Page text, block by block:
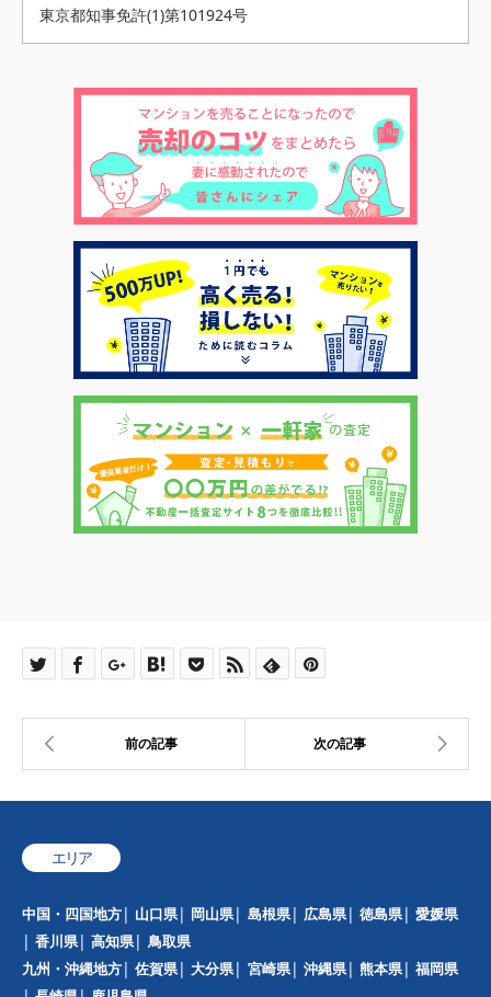
東京都知事免許(1)第101924号
エリア
中国・四国地方 山口県 岡山県 島根県 広島県 徳島県
愛媛県
香川県
高知県
鳥取県
九州・沖縄地方
佐賀県 大分県 宮崎県 沖縄県 熊本県
福岡県